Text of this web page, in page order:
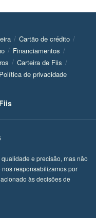
Cartão de crédito
Financiamentos
Carteira de Fiis
Política de privacidade
e precisão, mas não
responsabilizamos por
às decisões de